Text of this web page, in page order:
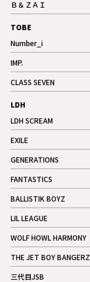
Ｂ＆ＺＡＩ
記事
TOBE
Number_i
記事
IMP.
記事
CLASS SEVEN
記事
LDH
LDH SCREAM
記事
EXILE
記事
GENERATIONS
記事
FANTASTICS
記事
BALLISTIK BOYZ
記事
LIL LEAGUE
記事
WOLF HOWL HARMONY
記事
THE JET BOY BANGERZ
記事
三代目JSB